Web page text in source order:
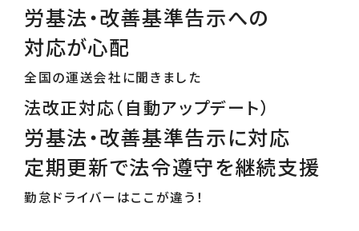
労基法・改善基準告示への
対応が心配
全国の運送会社に聞きました
法改正対応（自動アップデート）
労基法・改善基準告示に対応
定期更新で法令遵守を継続支援
勤怠ドライバーはここが違う！